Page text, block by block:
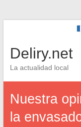
Deliry.net
La actualidad local
Nuestra
la